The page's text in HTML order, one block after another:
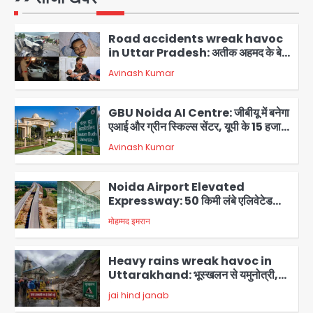
2
तीन की जान गई
Avinash Kumar
3
GBU Noida AI Centre: जीबीयू में बनेगा
युवाओं को मिलेगा फ्री ट्रेनिंग
4
Noida Airport Elevated
Expressway: 50 किमी लंबे एलिवेटेड
एक्सप्रेसवे से दिल्ली-हरियाणा से सीधे जुड़ेगा
नोएडा एयरपोर्ट, 4000 करोड़ रुपये की लागत
से बनेगा 6-लेन एक्सप्रेसवे
5
Heavy rains wreak havoc in
Uttarakhand: भूस्खलन से यमुनोत्री,
केदारनाथ और सिमली-ग्वालदम हाईवे बंद,
चमोली-उत्तरकाशी में श्रद्धालु फंसे, नदियां खतरे
के निशान के पार
Air India Flight Turbulence: हवा
में 5 मिनट तक कांपी फ्लाइट, क्रू मेंबर्स को रीढ़
की हड्डी में गंभीर चोट; नागरिक उड्डयन मंत्री